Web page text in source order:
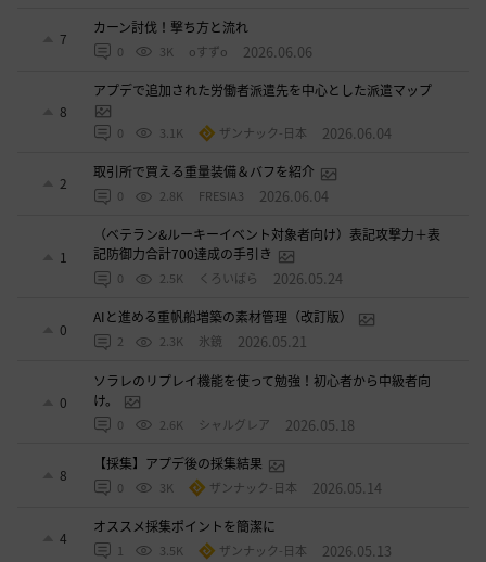
7
カーン討伐！撃ち方と流れ
0 3K oすずo 2026.06.06
8
アプデで追加された労働者派遣先を中心とした派遣マップ
0 3.1K ザンナック-日本 2026.06.04
2
取引所で買える重量装備＆バフを紹介
0 2.8K FRESIA3 2026.06.04
1
（ベテラン&ルーキーイベント対象者向け）表記攻撃力＋表
記防御力合計700達成の手引き
0 2.5K くろいばら 2026.05.24
0
AIと進める重帆船増築の素材管理（改訂版）
2 2.3K 氷鏡 2026.05.21
0
ソラレのリプレイ機能を使って勉強！初心者から中級者向
け。
0 2.6K シャルグレア 2026.05.18
8
【採集】アプデ後の採集結果
0 3K ザンナック-日本 2026.05.14
4
オススメ採集ポイントを簡潔に
1 3.5K ザンナック-日本 2026.05.13